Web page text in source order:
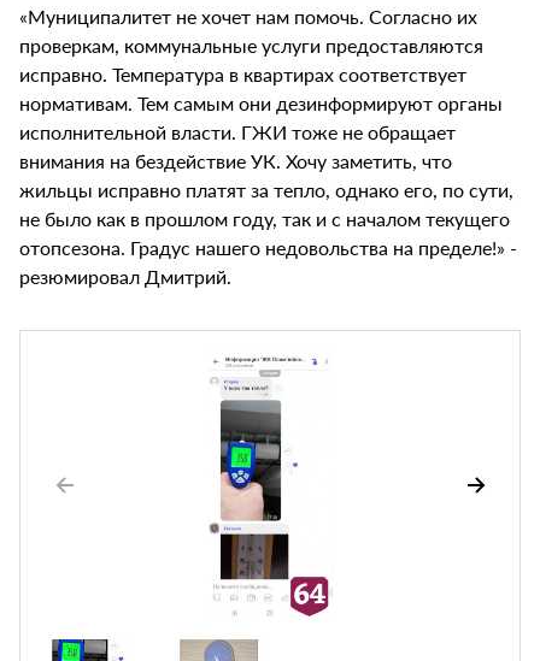
«Муниципалитет не хочет нам помочь. Согласно их
проверкам, коммунальные услуги предоставляются
исправно. Температура в квартирах соответствует
нормативам. Тем самым они дезинформируют органы
исполнительной власти. ГЖИ тоже не обращает
внимания на бездействие УК. Хочу заметить, что
жильцы исправно платят за тепло, однако его, по сути,
не было как в прошлом году, так и с началом текущего
отопсезона. Градус нашего недовольства на пределе!» -
резюмировал Дмитрий.